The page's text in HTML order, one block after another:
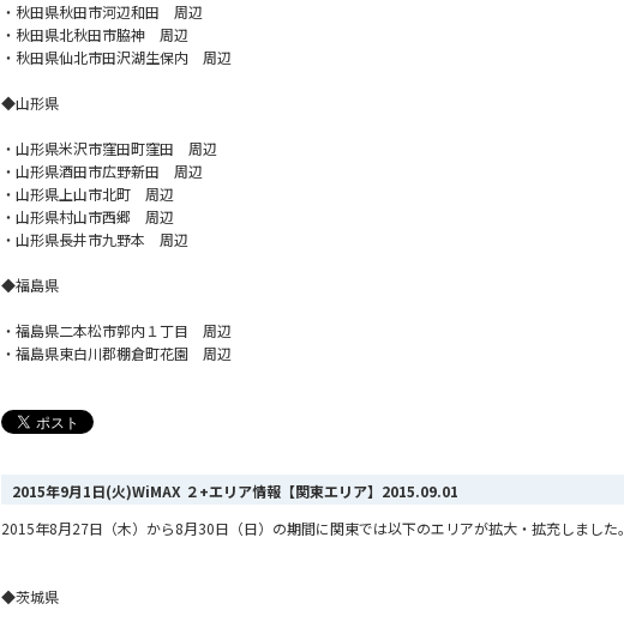
・秋田県秋田市河辺和田 周辺
・秋田県北秋田市脇神 周辺
・秋田県仙北市田沢湖生保内 周辺
◆山形県
・山形県米沢市窪田町窪田 周辺
・山形県酒田市広野新田 周辺
・山形県上山市北町 周辺
・山形県村山市西郷 周辺
・山形県長井市九野本 周辺
◆福島県
・福島県二本松市郭内１丁目 周辺
・福島県東白川郡棚倉町花園 周辺
2015年9月1日(火)WiMAX ２+エリア情報【関東エリア】 2015.09.01
2015年8月27日（木）から8月30日（日）の期間に関東では以下のエリアが拡大・拡充しました。
◆茨城県